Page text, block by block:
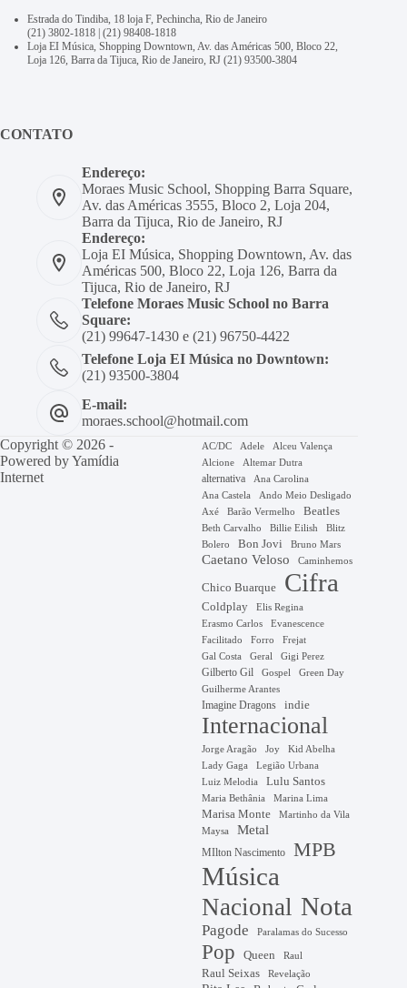
Estrada do Tindiba, 18 loja F, Pechincha, Rio de Janeiro
(21) 3802-1818 (21) 98408-1818
Loja EI Música, Shopping Downtown, Av. das Américas 500, Bloco 22,
Loja 126, Barra da Tijuca, Rio de Janeiro, RJ (21) 93500-3804
CONTATO
Endereço:
Moraes Music School, Shopping Barra Square,
Av. das Américas 3555, Bloco 2, Loja 204,
Barra da Tijuca, Rio de Janeiro, RJ
Endereço:
Loja EI Música, Shopping Downtown, Av. das
Américas 500, Bloco 22, Loja 126, Barra da
Tijuca, Rio de Janeiro, RJ
Telefone Moraes Music School no Barra
Square:
(21) 99647-1430 e (21) 96750-4422
Telefone Loja EI Música no Downtown:
(21) 93500-3804
E-mail:
moraes.school@hotmail.com
Copyright © 2026 -
Powered byYamídia
Internet
AC/DC Adele
Alceu Valença
Alcione
Altemar Dutra
alternativa
Ana Carolina
Ana Castela
Ando Meio Desligado
Axé Barão Vermelho Beatles
Beth Carvalho Billie Eilish
Blitz
Bolero
Bon Jovi Bruno Mars
Caetano Veloso Caminhemos
Chico Buarque Cifra
Coldplay
Elis Regina
Erasmo Carlos
Evanescence
Facilitado
Forro Frejat
Gal Costa Geral Gigi Perez
Gilberto Gil Gospel Green Day
Guilherme Arantes
Imagine Dragons indie
Internacional
Jorge Aragão Joy Kid Abelha
Lady Gaga
Legião Urbana
Luiz Melodia
Lulu Santos
Maria Bethânia Marina Lima
Marisa Monte
Martinho da Vila
Maysa
Metal
MIlton Nascimento MPB
Música
Nacional Nota
Pagode Paralamas do Sucesso
Pop Queen Raul
Raul Seixas Revelação